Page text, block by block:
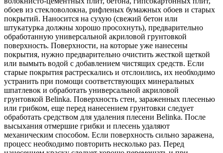
обоев из стекловолокна, рифленых бумажных обоев и старых
покрытий. Наносится на сухую (свежий бетон или
штукатурка должны хорошо просохнуть), предварительно
обработанную универсальной акриловой грунтовкой
поверхность. Поверхности, на которые уже нанесены
покрытия, нужно предварительно очистить жесткой щеткой
или вымыть водой с добавлением чистящих средств. Если
старые покрытия растрескались и отслоились, их необходимо
устранить при помощи соответствующих минеральных
шпатлевок и обработать универсальной акриловой
грунтовкой Belinka. Поверхность стен, зараженныx плесенью
или грибком, еще перед нанесением грунтовки следует
обработать средством для удаления плесени Belinka. После
высыхания отмершие грибки и плесень удаляют
механическим способом. Если поверхность сильно заражена,
процесс необходимо повторить несколько раз. Перед